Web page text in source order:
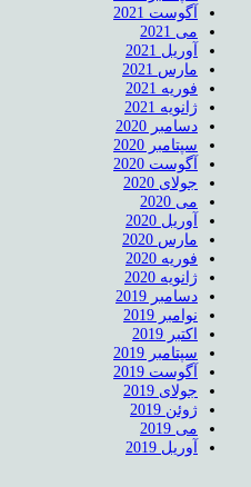
آگوست 2021
می 2021
آوریل 2021
مارس 2021
فوریه 2021
ژانویه 2021
دسامبر 2020
سپتامبر 2020
آگوست 2020
جولای 2020
می 2020
آوریل 2020
مارس 2020
فوریه 2020
ژانویه 2020
دسامبر 2019
نوامبر 2019
اکتبر 2019
سپتامبر 2019
آگوست 2019
جولای 2019
ژوئن 2019
می 2019
آوریل 2019